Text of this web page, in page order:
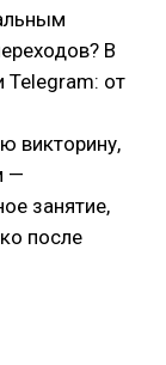
В
Telegram: от
викторину,
—
занятие,
после